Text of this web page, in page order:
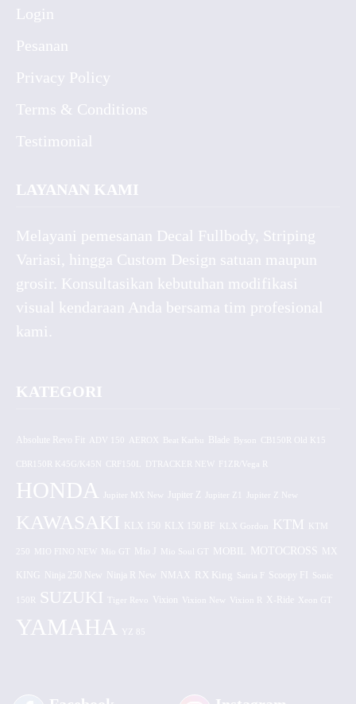
Login
Pesanan
Privacy Policy
Terms & Conditions
Testimonial
LAYANAN KAMI
Melayani pemesanan Decal Fullbody, Striping
Variasi, hingga Custom Design satuan maupun
grosir. Konsultasikan kebutuhan modifikasi
visual kendaraan Anda bersama tim profesional
kami.
KATEGORI
Absolute Revo Fit ADV 150 AEROX CB150R Old K15
CBR150R K45G/K45N CRF150L DTRACKER NEW F1ZR/Vega R
HONDA Jupiter MX New Jupiter Z
KAWASAKI KLX 150 KLX 150 BF KLX Gordon KTM KTM
250 MIO FINO NEW Mio GT Mio J Mio Soul GT MOBIL MOTOCROSS MX
KING Ninja 250 New Ninja R New NMAX RX King Satria F Scoopy FI Sonic
150R SUZUKI Tiger Revo Vixion Vixion New Vixion R X-Ride Xeon GT
YAMAHA YZ 85